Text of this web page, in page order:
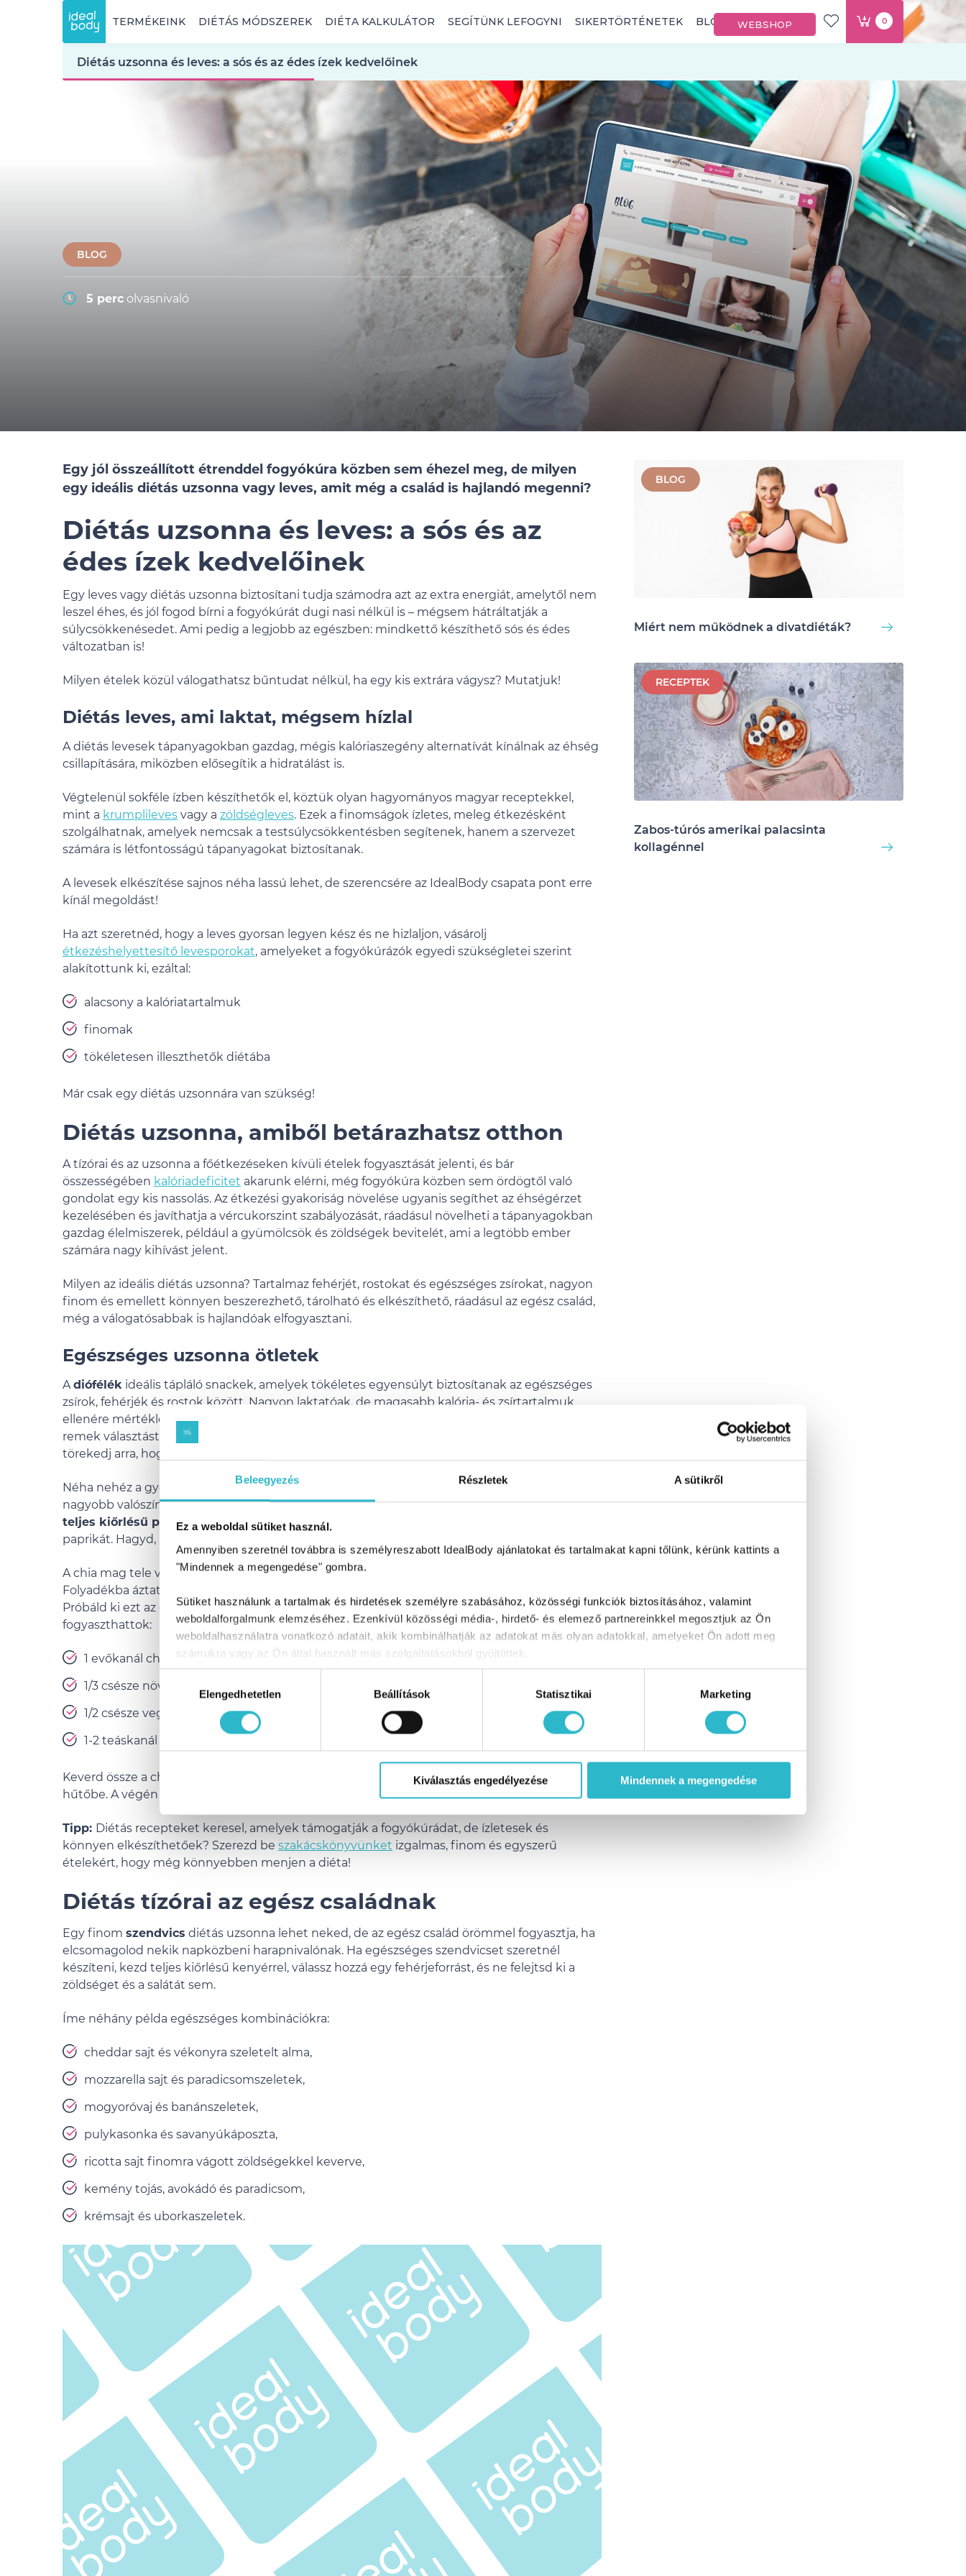
Beleegyezés Részletek A sütikről
Ez a weboldal sütiket használ.
Amennyiben szeretnél továbbra is személyreszabott IdealBody ajánlatokat és tartalmakat kapni tőlünk, kérünk kattints a
"Mindennek a megengedése" gombra.
Sütiket használunk a tartalmak és hirdetések személyre szabásához, közösségi funkciók biztosításához, valamint
weboldalforgalmunk elemzéséhez. Ezenkívül közösségi média-, hirdető- és elemező partnereinkkel megosztjuk az Ön
weboldalhasználatra vonatkozó adatait, akik kombinálhatják az adatokat más olyan adatokkal, amelyeket Ön adott meg
számukra vagy az Ön által használt más szolgáltatásokból gyűjtöttek.
kiválasztásaElengedhetetlen Beállítások Statisztikai Marketing
Kiválasztás engedélyezése Mindennek a megengedése
WEBSHOP
TERMÉKEINK DIÉTÁS MÓDSZEREK DIÉTA KALKULÁTOR SEGÍTÜNK LEFOGYNI SIKERTÖRTÉNETEK BLOG 0
BLOG
Diétás uzsonna és leves: a sós és az édes ízek kedvelőinek
5 perc olvasnivaló
Egy jól összeállított étrenddel fogyókúra közben sem éhezel meg, de milyen
egy ideális diétás uzsonna vagy leves, amit még a család is hajlandó megenni?
Diétás uzsonna és leves: a sós és az
édes ízek kedvelőinek
Egy leves vagy diétás uzsonna biztosítani tudja számodra azt az extra energiát, amelytől nem
leszel éhes, és jól fogod bírni a fogyókúrát dugi nasi nélkül is – mégsem hátráltatják a
súlycsökkenésedet. Ami pedig a legjobb az egészben: mindkettő készíthető sós és édes
változatban is!
Milyen ételek közül válogathatsz bűntudat nélkül, ha egy kis extrára vágysz? Mutatjuk!
Diétás leves, ami laktat, mégsem hízlal
A diétás levesek tápanyagokban gazdag, mégis kalóriaszegény alternatívát kínálnak az éhség
csillapítására, miközben elősegítik a hidratálást is.
Végtelenül sokféle ízben készíthetők el, köztük olyan hagyományos magyar receptekkel,
mint a krumplileves vagy a zöldségleves. Ezek a finomságok ízletes, meleg étkezésként
szolgálhatnak, amelyek nemcsak a testsúlycsökkentésben segítenek, hanem a szervezet
számára is létfontosságú tápanyagokat biztosítanak.
A levesek elkészítése sajnos néha lassú lehet, de szerencsére az IdealBody csapata pont erre
kínál megoldást!
Ha azt szeretnéd, hogy a leves gyorsan legyen kész és ne hizlaljon, vásárolj
étkezéshelyettesítő levesporokat, amelyeket a fogyókúrázók egyedi szükségletei szerint
alakítottunk ki, ezáltal:
alacsony a kalóriatartalmuk
finomak
tökéletesen illeszthetők diétába
Már csak egy diétás uzsonnára van szükség!
Diétás uzsonna, amiből betárazhatsz otthon
A tízórai és az uzsonna a főétkezéseken kívüli ételek fogyasztását jelenti, és bár
összességében kalóriadeficitet akarunk elérni, még fogyókúra közben sem ördögtől való
gondolat egy kis nassolás. Az étkezési gyakoriság növelése ugyanis segíthet az éhségérzet
kezelésében és javíthatja a vércukorszint szabályozását, ráadásul növelheti a tápanyagokban
gazdag élelmiszerek, például a gyümölcsök és zöldségek bevitelét, ami a legtöbb ember
számára nagy kihívást jelent.
Milyen az ideális diétás uzsonna? Tartalmaz fehérjét, rostokat és egészséges zsírokat, nagyon
finom és emellett könnyen beszerezhető, tárolható és elkészíthető, ráadásul az egész család,
még a válogatósabbak is hajlandóak elfogyasztani.
Egészséges uzsonna ötletek
Adiófélék ideális tápláló snackek, amelyek tökéletes egyensúlyt biztosítanak az egészséges
zsírok, fehérjék és rostok között. Nagyon laktatóak, de magasabb kalória- és zsírtartalmuk
ellenére mértékletes fogyasztásuk segíthet a fogyásban. Mivel nem igényelnek hűtést,
remek választást jelentenek a munkahelyre, iskolába, utazáshoz. Figyelj az adagokra, és
törekedj arra, hogy a 1/4 csészényi mennyiséget ne lépd túl.
Néha nehéz a gyerekeket rávenni arra, hogy zöldséget egyenek, de egy kis játékkal ötvözve
nagyobb valószínűséggel kóstolják meg az egészséges falatokat. Kenj egy kishumuszt egy
teljes kiőrlésű pitába , majd szeletelj fel nyers zöldségeket, például sárgarépát, uborkát és
paprikát. Hagyd, hogy a gyerkőcök válasszanak zöldséget, és töltsék meg a pitát.
A chia mag tele van rostokkal, omega-3 zsírsavakkal és növényi eredetű fehérjékkel.
Folyadékba áztatva kocsonyás állagot vesz fel, így kiválóan alkalmas pudingok alapanyagául.
Próbáld ki ezt az egyszerű receptet egészséges nasiként, amelyet otthon vagy út közben is
fogyaszthattok:
1 evőkanál chia mag,
1/3 csésze növényi alapú tej,
1/2 csésze vegyes bogyósgyümölcs,
1-2 teáskanál édesítőszer, például juharszirup vagy méz, ha szükséges.
Keverd össze a chia magot és a tejet egy kis tálban, majd fedd le, és legalább 30 percre tedd a
hűtőbe. A végén add hozzá az édesítőszert, majd a tetejére a bogyós gyümölcsöket.
Tipp: Diétás recepteket keresel, amelyek támogatják a fogyókúrádat, de ízletesek és
könnyen elkészíthetőek? Szerezd be szakácskönyvünket izgalmas, finom és egyszerű
ételekért, hogy még könnyebben menjen a diéta!
Diétás tízórai az egész családnak
Egy finom szendvics diétás uzsonna lehet neked, de az egész család örömmel fogyasztja, ha
elcsomagolod nekik napközbeni harapnivalónak. Ha egészséges szendvicset szeretnél
készíteni, kezd teljes kiőrlésű kenyérrel, válassz hozzá egy fehérjeforrást, és ne felejtsd ki a
zöldséget és a salátát sem.
Íme néhány példa egészséges kombinációkra:
cheddar sajt és vékonyra szeletelt alma,
mozzarella sajt és paradicsomszeletek,
mogyoróvaj és banánszeletek,
pulykasonka és savanyúkáposzta,
ricotta sajt finomra vágott zöldségekkel keverve,
kemény tojás, avokádó és paradicsom,
krémsajt és uborkaszeletek.
BLOG
Miért nem működnek a divatdiéták?
RECEPTEK
Zabos-túrós amerikai palacsinta
kollagénnel